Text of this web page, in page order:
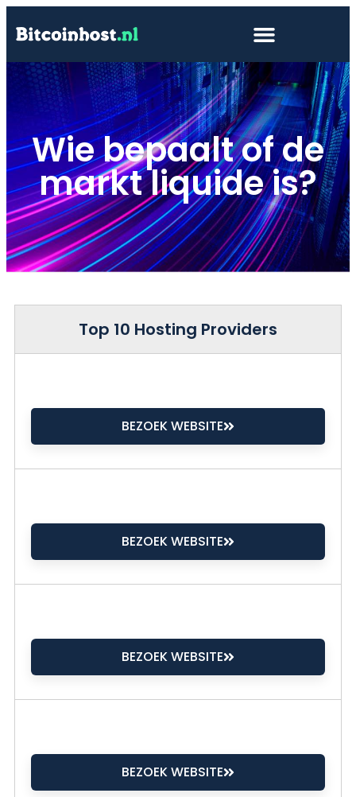
Wie bepaalt of de
markt liquide is?
Top 10 Hosting Providers
BEZOEK WEBSITE
BEZOEK WEBSITE
BEZOEK WEBSITE
BEZOEK WEBSITE